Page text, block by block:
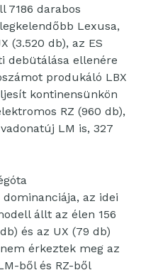
7186 darabos
Lexusa,
(3.520 db), az ES
debütálása ellenére
produkáló LBX
kontinensünkön
RZ (960 db),
LM is, 327
az idei
állt az élen 156
és az UX (79 db)
érkeztek meg az
ből és RZ-ből